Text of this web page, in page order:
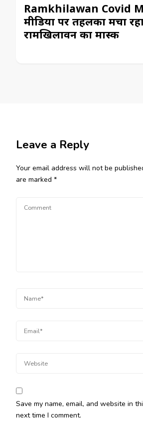
Ramkhilawan Covid
मीडिया पर तहलका मचा
रामखिलावन का मास्क
Leave a Reply
Your email address will not be
are marked *
Save my name, email, and website in
next time I comment.